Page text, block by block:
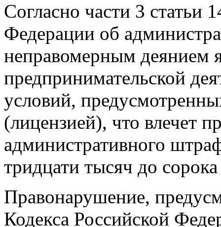
Согласно части 3 статьи
Федерации об
неправомерным деянием
предпринимательской
условий,
(лицензией), что влечет
административного
тридцати тысяч до
Правонарушение,
Кодекса Российской